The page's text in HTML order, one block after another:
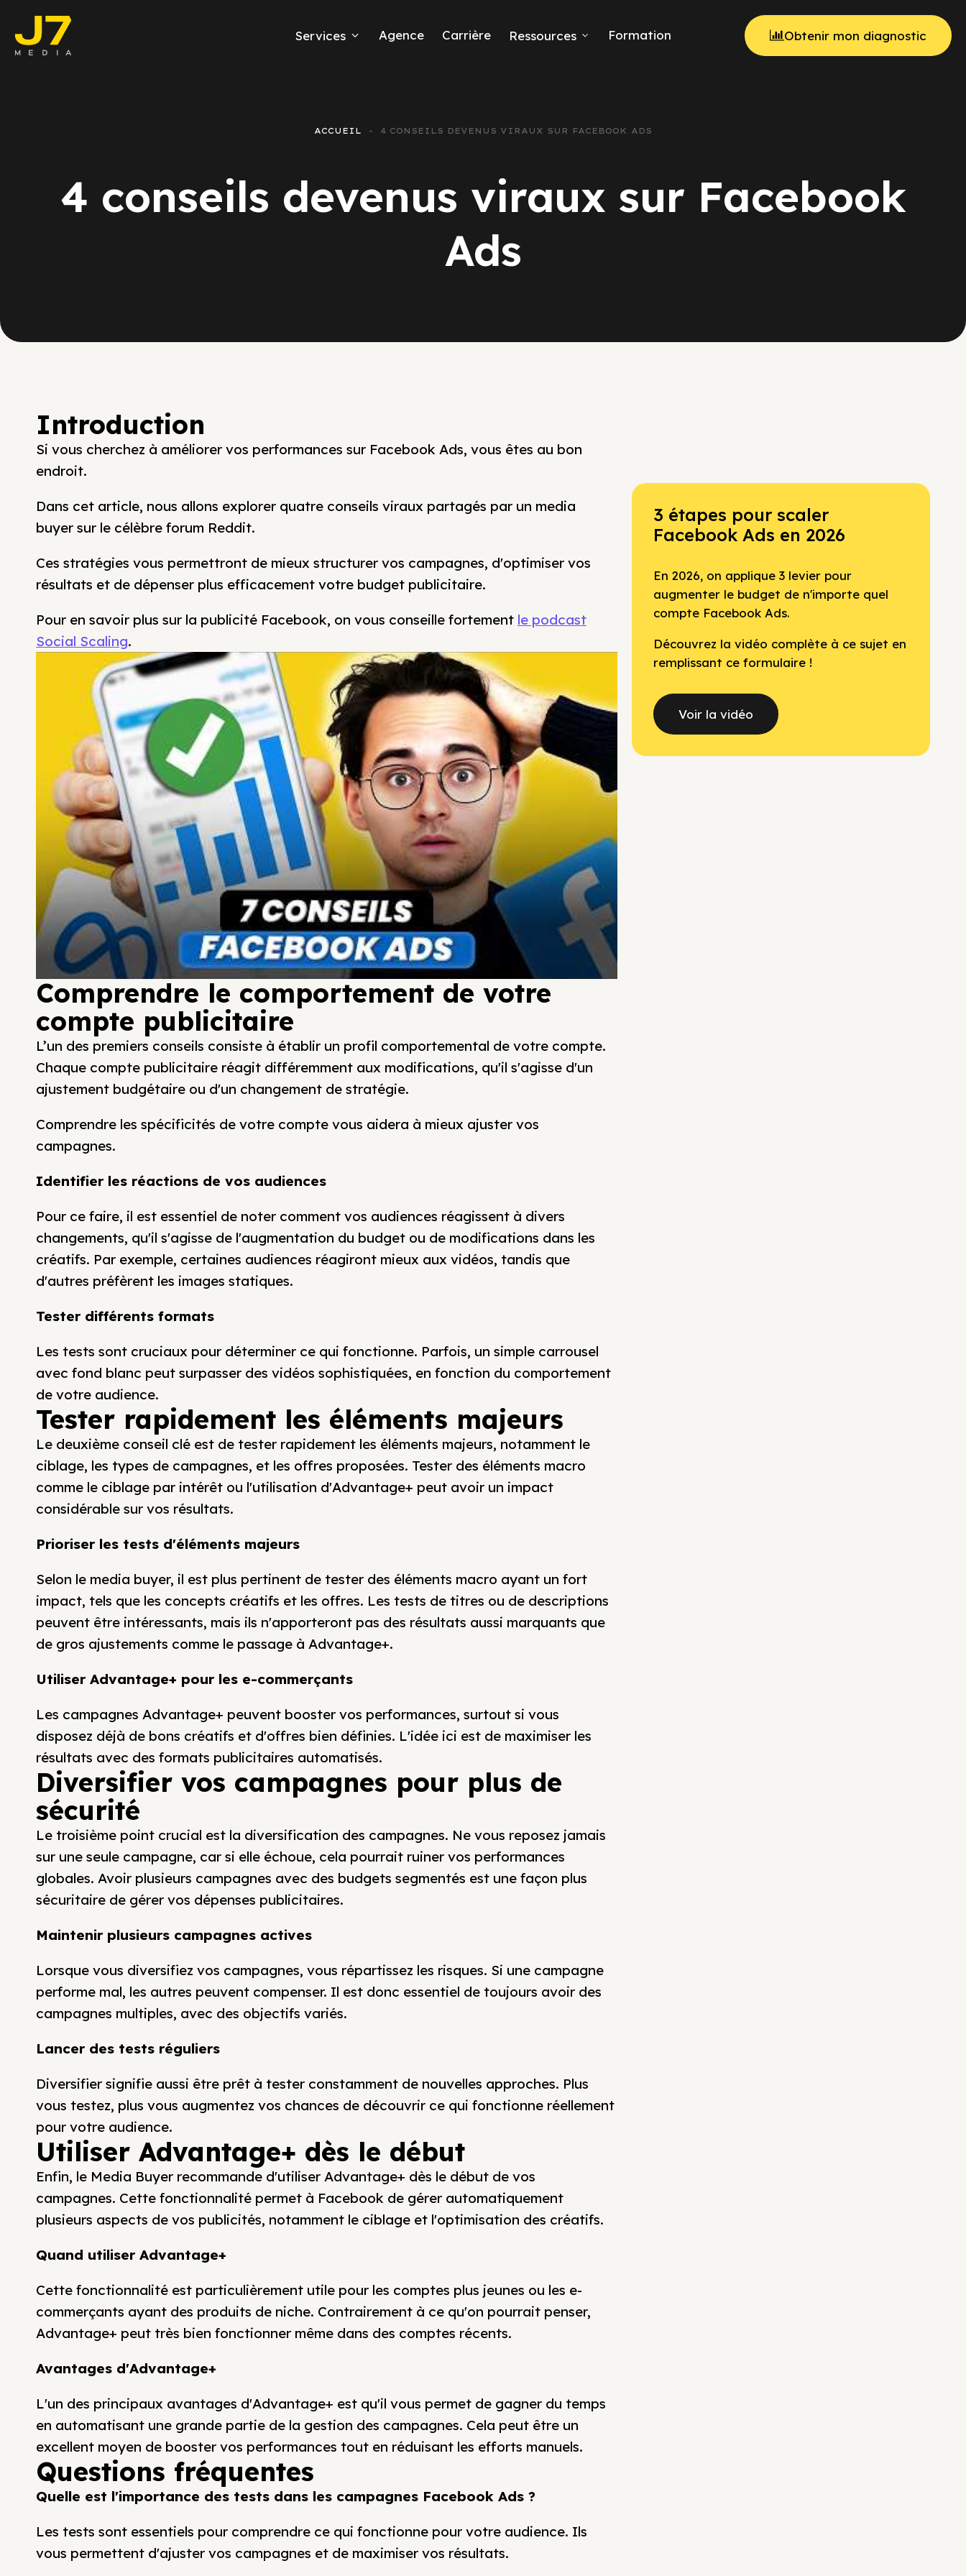
Services
E-commerce
Google Ads
Agence Carrière Ressources Formation Obtenir mon diagnostic
ACCUEIL 4 CONSEILS DEVENUS VIRAUX SUR FACEBOOK ADS
4 conseils devenus viraux sur Facebook
Ads
Introduction
Si vous cherchez à améliorer vos performances sur Facebook Ads, vous êtes au bon
endroit.
Dans cet article, nous allons explorer quatre conseils viraux partagés par un media
buyer sur le célèbre forum Reddit.
Ces stratégies vous permettront de mieux structurer vos campagnes, d'optimiser vos
résultats et de dépenser plus efficacement votre budget publicitaire.
Pour en savoir plus sur la publicité Facebook, on vous conseille fortement le podcast
Social Scaling.
Comprendre le comportement de votre
compte publicitaire
L’un des premiers conseils consiste à établir un profil comportemental de votre compte.
Chaque compte publicitaire réagit différemment aux modifications, qu'il s'agisse d'un
ajustement budgétaire ou d'un changement de stratégie.
Comprendre les spécificités de votre compte vous aidera à mieux ajuster vos
campagnes.
Identifier les réactions de vos audiences
Pour ce faire, il est essentiel de noter comment vos audiences réagissent à divers
changements, qu'il s'agisse de l'augmentation du budget ou de modifications dans les
créatifs. Par exemple, certaines audiences réagiront mieux aux vidéos, tandis que
d'autres préfèrent les images statiques.
Tester différents formats
Les tests sont cruciaux pour déterminer ce qui fonctionne. Parfois, un simple carrousel
avec fond blanc peut surpasser des vidéos sophistiquées, en fonction du comportement
de votre audience.
Tester rapidement les éléments majeurs
Le deuxième conseil clé est de tester rapidement les éléments majeurs, notamment le
ciblage, les types de campagnes, et les offres proposées. Tester des éléments macro
comme le ciblage par intérêt ou l'utilisation d'Advantage+ peut avoir un impact
considérable sur vos résultats.
Prioriser les tests d'éléments majeurs
Selon le media buyer, il est plus pertinent de tester des éléments macro ayant un fort
impact, tels que les concepts créatifs et les offres. Les tests de titres ou de descriptions
peuvent être intéressants, mais ils n'apporteront pas des résultats aussi marquants que
de gros ajustements comme le passage à Advantage+.
Utiliser Advantage+ pour les e-commerçants
Les campagnes Advantage+ peuvent booster vos performances, surtout si vous
disposez déjà de bons créatifs et d'offres bien définies. L'idée ici est de maximiser les
résultats avec des formats publicitaires automatisés.
Diversifier vos campagnes pour plus de
sécurité
Le troisième point crucial est la diversification des campagnes. Ne vous reposez jamais
sur une seule campagne, car si elle échoue, cela pourrait ruiner vos performances
globales. Avoir plusieurs campagnes avec des budgets segmentés est une façon plus
sécuritaire de gérer vos dépenses publicitaires.
Maintenir plusieurs campagnes actives
Lorsque vous diversifiez vos campagnes, vous répartissez les risques. Si une campagne
performe mal, les autres peuvent compenser. Il est donc essentiel de toujours avoir des
campagnes multiples, avec des objectifs variés.
Lancer des tests réguliers
Diversifier signifie aussi être prêt à tester constamment de nouvelles approches. Plus
vous testez, plus vous augmentez vos chances de découvrir ce qui fonctionne réellement
pour votre audience.
Utiliser Advantage+ dès le début
Enfin, le Media Buyer recommande d'utiliser Advantage+ dès le début de vos
campagnes. Cette fonctionnalité permet à Facebook de gérer automatiquement
plusieurs aspects de vos publicités, notamment le ciblage et l'optimisation des créatifs.
Quand utiliser Advantage+
Cette fonctionnalité est particulièrement utile pour les comptes plus jeunes ou les e-
commerçants ayant des produits de niche. Contrairement à ce qu'on pourrait penser,
Advantage+ peut très bien fonctionner même dans des comptes récents.
Avantages d'Advantage+
L'un des principaux avantages d'Advantage+ est qu'il vous permet de gagner du temps
en automatisant une grande partie de la gestion des campagnes. Cela peut être un
excellent moyen de booster vos performances tout en réduisant les efforts manuels.
Questions fréquentes
Quelle est l'importance des tests dans les campagnes Facebook Ads ?
Les tests sont essentiels pour comprendre ce qui fonctionne pour votre audience. Ils
vous permettent d'ajuster vos campagnes et de maximiser vos résultats.
3 étapes pour scaler
Facebook Ads en 2026
En 2026, on applique 3 levier pour
augmenter le budget de n'importe quel
compte Facebook Ads.
Découvrez la vidéo complète à ce sujet en
remplissant ce formulaire !
Voir la vidéo